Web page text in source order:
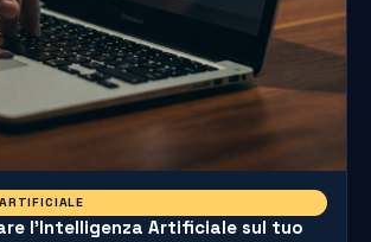
l’Intelligenza Artificiale sul tuo